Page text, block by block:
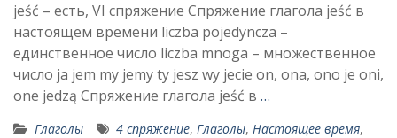
jeść – есть, VI спряжение Спряжение глагола jeść в
настоящем времени liczba pojedyncza –
единственное число liczba mnoga – множественное
число ja jem my jemy ty jesz wy jecie on, ona, ono je oni,
one jedzą Спряжение глагола jeść в …
Глаголы 4 спряжение, Глаголы, Настоящее время,